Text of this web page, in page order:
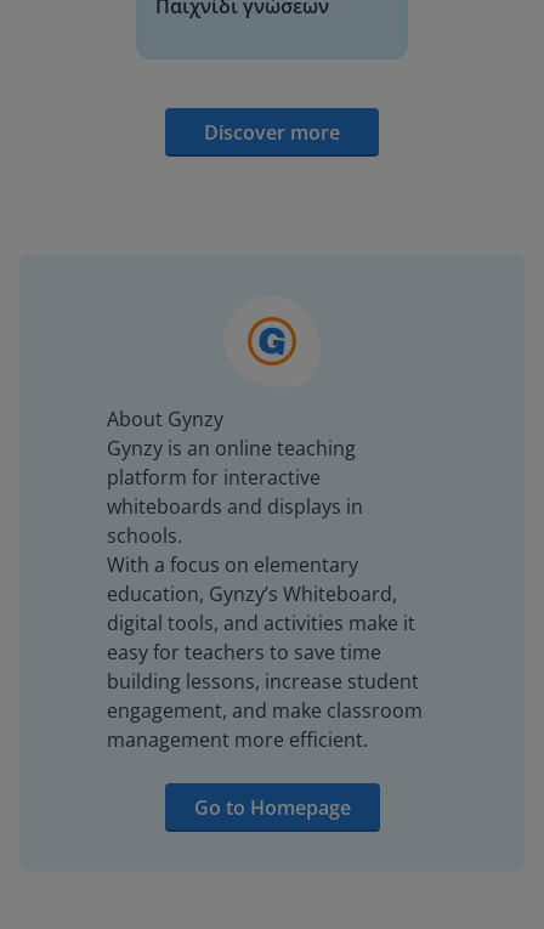
Παιχνίδι γνώσεων
Discover more
About Gynzy
Gynzy is an online teaching
platform for interactive
whiteboards and displays in
schools.
With a focus on elementary
education, Gynzy’s Whiteboard,
digital tools, and activities make it
easy for teachers to save time
building lessons, increase student
engagement, and make classroom
management more efficient.
Go to Homepage